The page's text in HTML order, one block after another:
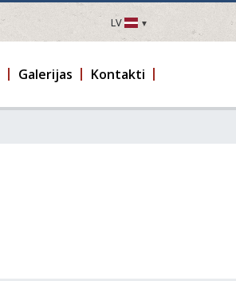
LV
LV
FR
Galerijas Kontakti